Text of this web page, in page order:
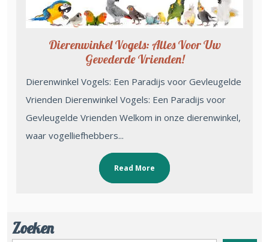
Dierenwinkel Vogels: Alles Voor Uw
Gevederde Vrienden!
Dierenwinkel Vogels: Een Paradijs voor Gevleugelde
Vrienden Dierenwinkel Vogels: Een Paradijs voor
Gevleugelde Vrienden Welkom in onze dierenwinkel,
waar vogelliefhebbers...
Read More
Zoeken